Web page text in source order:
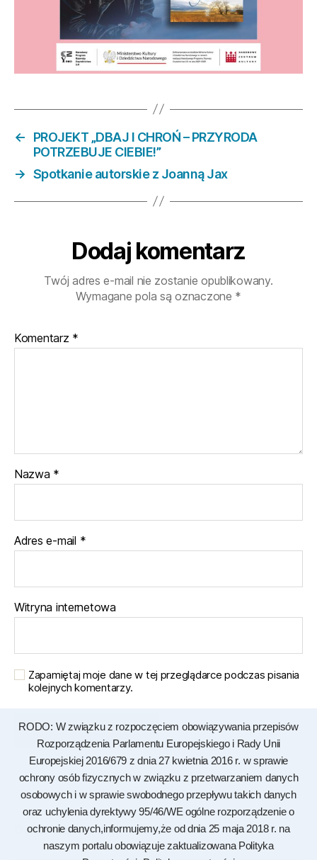
RODO: W związku z rozpoczęciem obowiązywania przepisów
Rozporządzenia Parlamentu Europejskiego i Rady Unii
Europejskiej 2016/679 z dnia 27 kwietnia 2016 r. w sprawie
ochrony osób fizycznych w związku z przetwarzaniem danych
osobowych i w sprawie swobodnego przepływu takich danych
oraz uchylenia dyrektywy 95/46/WE ogólne rozporządzenie o
ochronie danych,informujemy,że od dnia 25 maja 2018 r. na
naszym portalu obowiązuje zaktualizowana Polityka
←
PROJEKT „DBAJ I CHROŃ – PRZYRODA
POTRZEBUJE CIEBIE!”
→ Spotkanie autorskie z Joanną Jax
Dodaj komentarz
Twój adres e-mail nie zostanie opublikowany.
Wymagane pola są oznaczone *
Komentarz *
Nazwa *
Adres e-mail *
Witryna internetowa
Zapamiętaj moje dane w tej przeglądarce podczas pisania
kolejnych komentarzy.
Deklaracja dostępności